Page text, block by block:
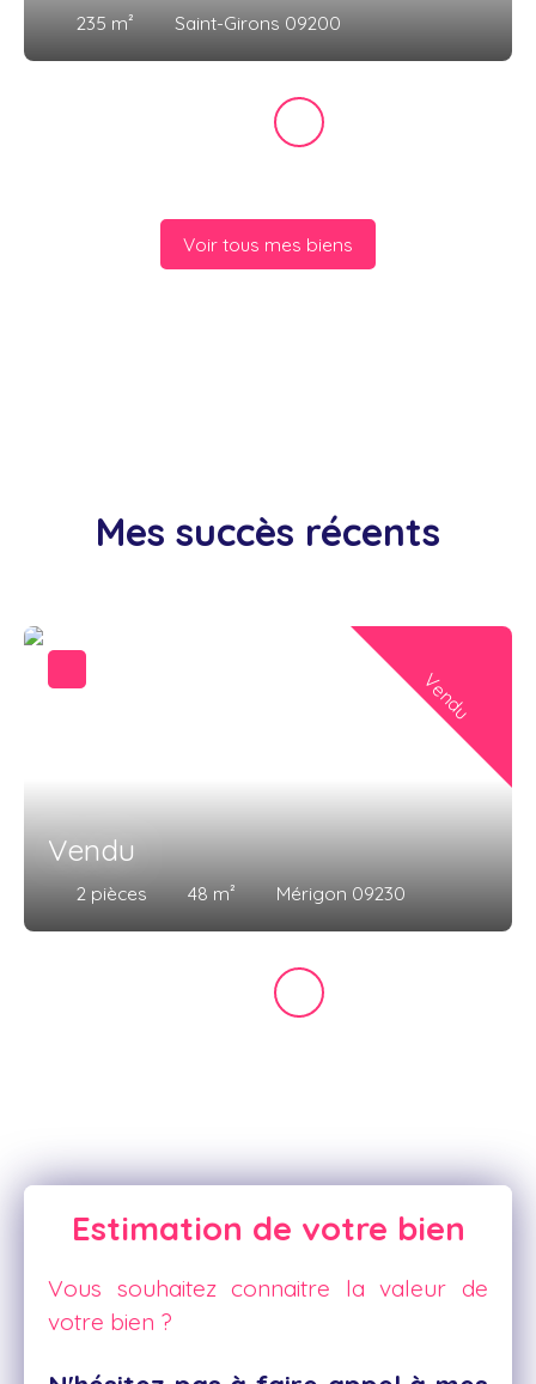
235 m² Saint-Girons 09200
Voir tous mes biens
Mes succès récents
Vendu
2 pièces 48 m² Mérigon 09230
Vendu
Estimation de votre bien
Vous souhaitez connaitre la valeur de
votre bien ?